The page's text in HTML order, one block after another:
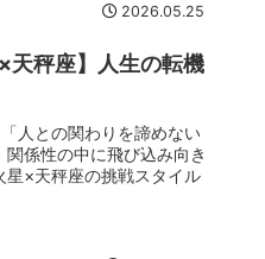
2026.05.25
天秤座】人生の転機
人との関わりを諦めない
係性の中に飛び込み向き
星×天秤座の挑戦スタイル